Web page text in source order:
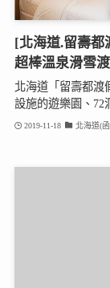
[北海道.留壽都
超棒溫泉滑雪
北海道「留壽都渡
設施的遊樂園、72
2019-11-18 北海道(